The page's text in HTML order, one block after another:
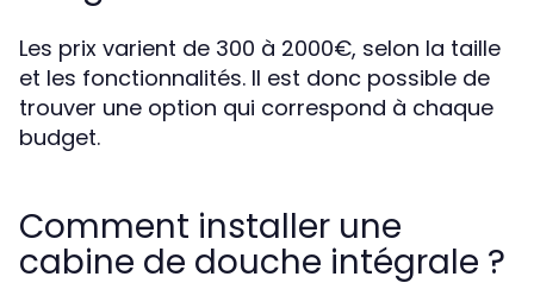
Les prix varient de 300 à 2000€, selon la taille
et les fonctionnalités. Il est donc possible de
trouver une option qui correspond à chaque
budget.
Comment installer une
cabine de douche intégrale ?